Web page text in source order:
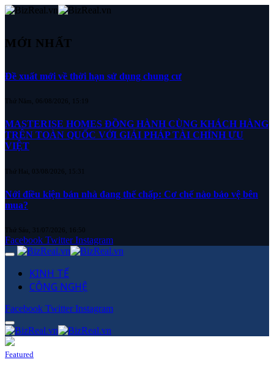
MỚI NHẤT
Đề xuất mới về thời hạn sử dụng chung cư
Thứ Năm, 06/08/2026, 15:19
MASTERISE HOMES ĐỒNG HÀNH CÙNG KHÁCH HÀNG
TRÊN TOÀN QUỐC VỚI GIẢI PHÁP TÀI CHÍNH ƯU
VIỆT
Thứ Hai, 03/08/2026, 15:31
Nới điều kiện bán nhà đang thế chấp: Cơ chế nào bảo vệ bên
mua?
Thứ Sáu, 31/07/2026, 16:50
Facebook Twitter Instagram
KINH TẾ
CÔNG NGHỆ
Facebook Twitter Instagram
Featured